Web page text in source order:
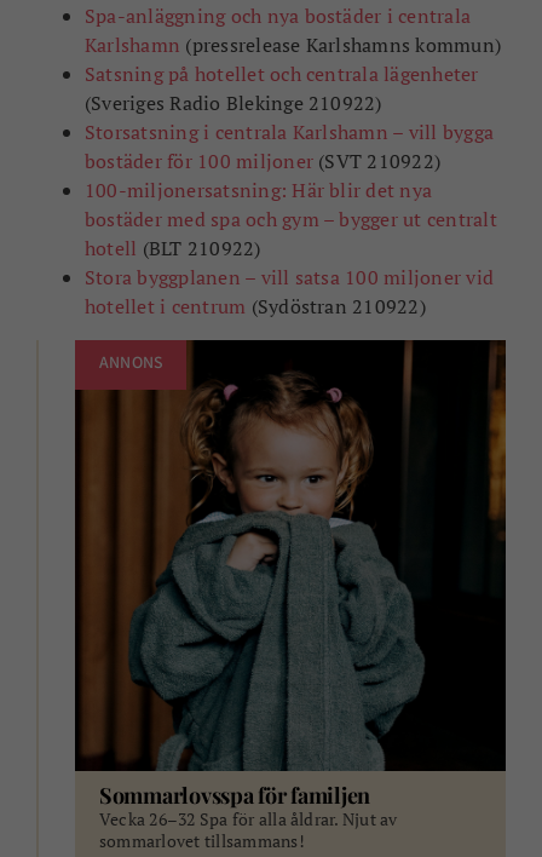
Spa-anläggning och nya bostäder i centrala
Karlshamn (pressrelease Karlshamns kommun)
Satsning på hotellet och centrala lägenheter
(Sveriges Radio Blekinge 210922)
Storsatsning i centrala Karlshamn – vill bygga
bostäder för 100 miljoner (SVT 210922)
100-miljonersatsning: Här blir det nya
bostäder med spa och gym – bygger ut centralt
hotell (BLT 210922)
Stora byggplanen – vill satsa 100 miljoner vid
hotellet i centrum (Sydöstran 210922)
ANNONS
Sommarlovsspa för familjen
Vecka 26–32 Spa för alla åldrar. Njut av
sommarlovet tillsammans!